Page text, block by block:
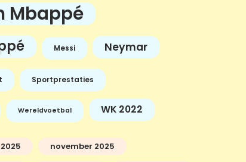
Mbappé
Messi Neymar
Sportprestaties
Wereldvoetbal WK 2022
november 2025